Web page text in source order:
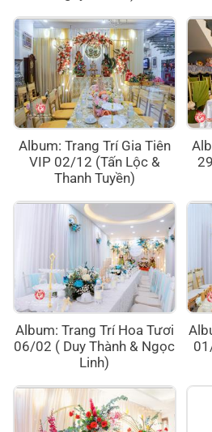
Album: Trang Trí Gia Tiên
VIP 02/12 (Tấn Lộc &
Thanh Tuyền)
Album: Trang Trí Hoa Tươi
06/02 ( Duy Thành & Ngọc
Linh)